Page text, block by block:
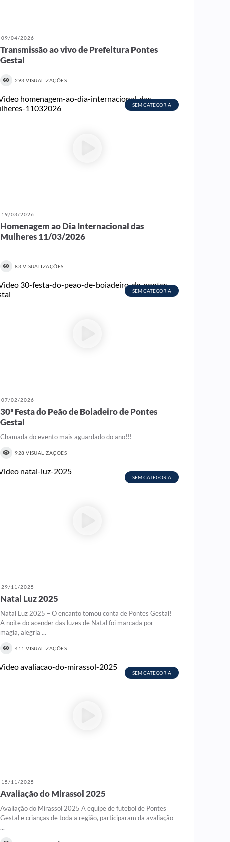
09/04/2026
Transmissão ao vivo de Prefeitura Pontes
Gestal
293 VISUALIZAÇÕES
SEM CATEGORIA
19/03/2026
Homenagem ao Dia Internacional das
Mulheres 11/03/2026
83 VISUALIZAÇÕES
SEM CATEGORIA
07/02/2026
30ª Festa do Peão de Boiadeiro de Pontes
Gestal
Chamada do evento mais aguardado do ano!!!
928 VISUALIZAÇÕES
SEM CATEGORIA
29/11/2025
Natal Luz 2025
Natal Luz 2025 – O encanto tomou conta de Pontes Gestal!
A noite do acender das luzes de Natal foi marcada por
magia, alegria ...
411 VISUALIZAÇÕES
SEM CATEGORIA
15/11/2025
Avaliação do Mirassol 2025
Avaliação do Mirassol 2025 A equipe de futebol de Pontes
Gestal e crianças de toda a região, participaram da avaliação
...